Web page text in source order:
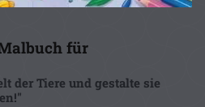
für
der Tiere und gestalte sie